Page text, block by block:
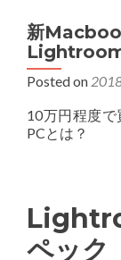
新
Lightroom
Posted on
10万円程度で
PCとは？
ペック